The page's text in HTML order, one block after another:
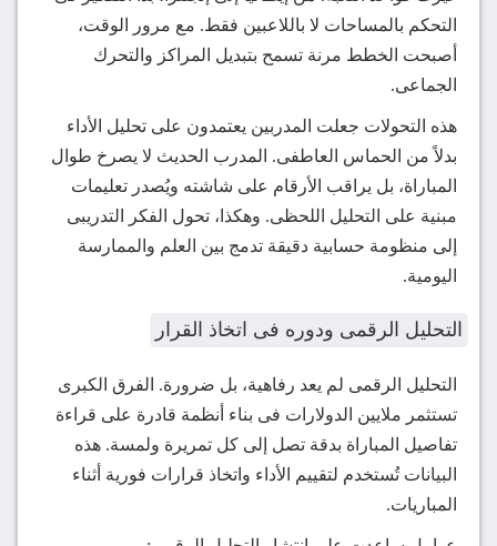
التحكم بالمساحات لا باللاعبين فقط. مع مرور الوقت،
أصبحت الخطط مرنة تسمح بتبديل المراكز والتحرك
الجماعى.
هذه التحولات جعلت المدربين يعتمدون على تحليل الأداء
بدلاً من الحماس العاطفى. المدرب الحديث لا يصرخ طوال
المباراة، بل يراقب الأرقام على شاشته ويُصدر تعليمات
مبنية على التحليل اللحظى. وهكذا، تحول الفكر التدريبى
إلى منظومة حسابية دقيقة تدمج بين العلم والممارسة
اليومية.
التحليل الرقمى ودوره فى اتخاذ القرار
التحليل الرقمى لم يعد رفاهية، بل ضرورة. الفرق الكبرى
تستثمر ملايين الدولارات فى بناء أنظمة قادرة على قراءة
تفاصيل المباراة بدقة تصل إلى كل تمريرة ولمسة. هذه
البيانات تُستخدم لتقييم الأداء واتخاذ قرارات فورية أثناء
المباريات.